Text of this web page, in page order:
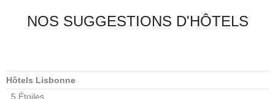
NOS SUGGESTIONS D'HÔTELS
Hôtels Lisbonne
5 Étoiles